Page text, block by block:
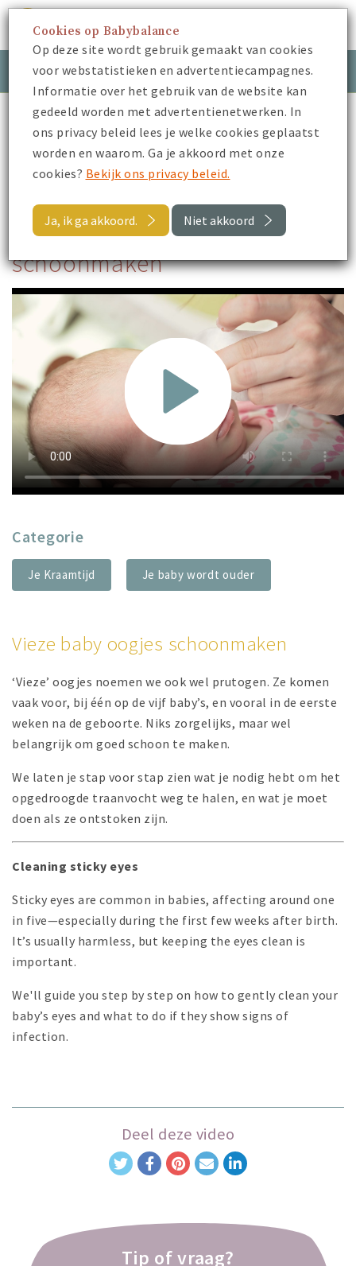
Inloggen Meld je aan
Babybalance Je Kraamtijd
Verzorging
Vieze baby oogjes schoonmaken
Vieze baby oogjes
schoonmaken
Categorie
Je Kraamtijd Je baby wordt ouder
Vieze baby oogjes schoonmaken
‘Vieze’ oogjes noemen we ook wel prutogen. Ze komen
vaak voor, bij één op de vijf baby’s, en vooral in de eerste
weken na de geboorte. Niks zorgelijks, maar wel
belangrijk om goed schoon te maken.
We laten je stap voor stap zien wat je nodig hebt om het
opgedroogde traanvocht weg te halen, en wat je moet
doen als ze ontstoken zijn.
Cleaning sticky eyes
Sticky eyes are common in babies, affecting around one
in five—especially during the first few weeks after birth.
It’s usually harmless, but keeping the eyes clean is
important.
We'll guide you step by step on how to gently clean your
baby’s eyes and what to do if they show signs of
infection.
Deel deze video
Tip of vraag?
Cookies op Babybalance
Op deze site wordt gebruik gemaakt van cookies
voor webstatistieken en advertentiecampagnes.
Informatie over het gebruik van de website kan
gedeeld worden met advertentienetwerken. In
ons privacy beleid lees je welke cookies geplaatst
worden en waarom. Ga je akkoord met onze
cookies? Bekijk ons privacy beleid.
Ja, ik ga akkoord. Niet akkoord